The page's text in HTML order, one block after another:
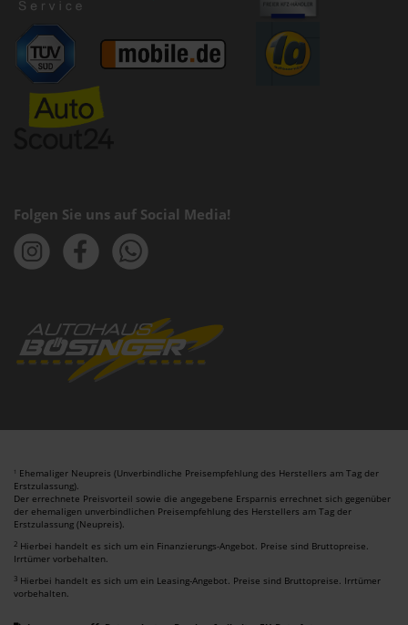
Folgen Sie uns auf Social Media!
1 Ehemaliger Neupreis (Unverbindliche Preisempfehlung des Herstellers am Tag der
Erstzulassung).
Der errechnete Preisvorteil sowie die angegebene Ersparnis errechnet sich gegenüber
der ehemaligen unverbindlichen Preisempfehlung des Herstellers am Tag der
Erstzulassung (Neupreis).
2 Hierbei handelt es sich um ein Finanzierungs-Angebot. Preise sind Bruttopreise.
Irrtümer vorbehalten.
3 Hierbei handelt es sich um ein Leasing-Angebot. Preise sind Bruttopreise. Irrtümer
vorbehalten.